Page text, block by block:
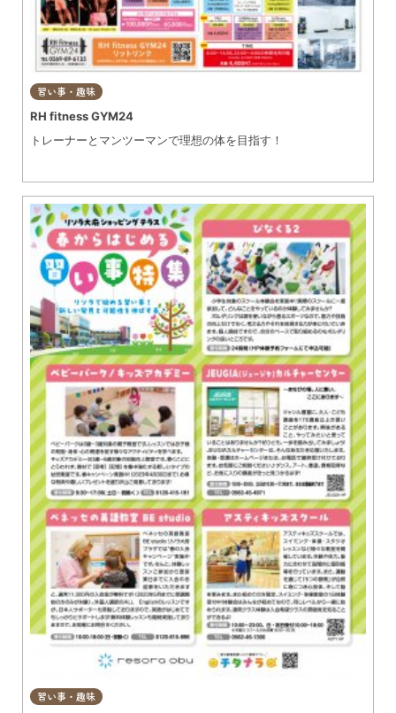
習い事・趣味
RH fitness GYM24
トレーナーとマンツーマンで理想の体を目指す！
習い事・趣味